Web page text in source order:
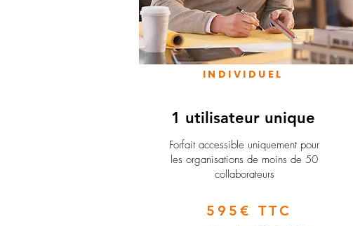
INDIVIDUEL
1 utilisateur unique
​Forfait accessible uniquement pour
les organisations de moins de 50
collaborateurs
595€ TTC